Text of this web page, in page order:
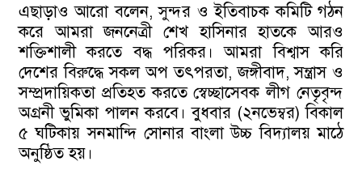
এছাড়াও আরো বলেন, সুন্দর ও ইতিবাচক কমিটি গঠন
করে আমরা জননেত্রী শেখ হাসিনার হাতকে আরও
শক্তিশালী করতে বদ্ধ পরিকর। আমরা বিশ্বাস করি
দেশের বিরুদ্ধে সকল অপ তৎপরতা, জঙ্গীবাদ, সন্ত্রাস ও
সম্প্রদায়িকতা প্রতিহত করতে স্বেচ্ছাসেবক লীগ নেতৃবৃন্দ
অগ্রনী ভুমিকা পালন করবে। বুধবার (২নভেম্বর) বিকাল
৫ ঘটিকায় সনমান্দি সোনার বাংলা উচ্চ বিদ্যালয় মাঠে
অনুষ্ঠিত হয়।